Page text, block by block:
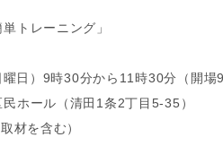
トレーニング」
日）9時30分から11時30分（開場9
ール（清田1条2丁目5-35）
材を含む）